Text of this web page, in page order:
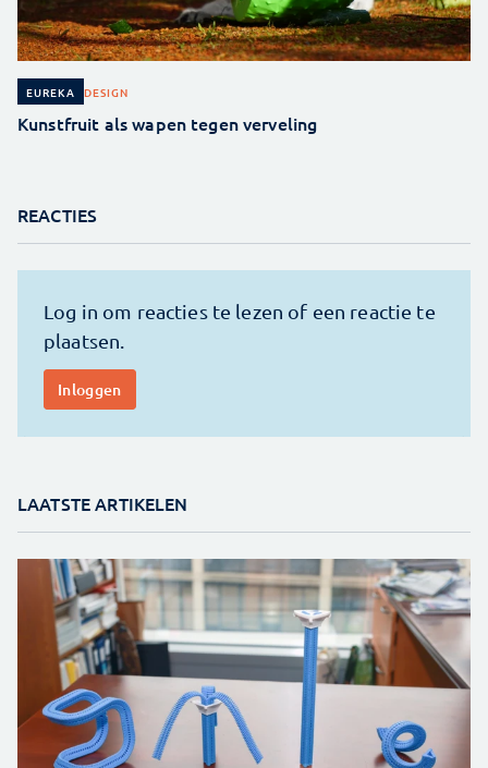
EUREKA DESIGN
Kunstfruit als wapen tegen verveling
REACTIES
LAATSTE ARTIKELEN